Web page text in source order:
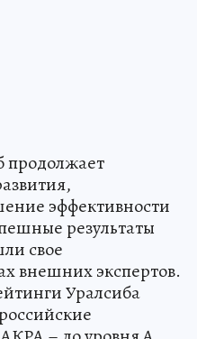
продолжает
эффективности
результаты
свое
внешних экспертов.
Уралсиба